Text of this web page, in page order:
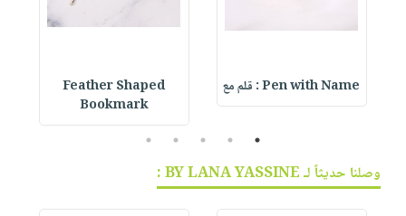
Pen with Name : قلم مع
Feather Shaped
Bookmark
1
2
3
4
5
وصلنا حديثاً لـ BY LANA YASSINE :